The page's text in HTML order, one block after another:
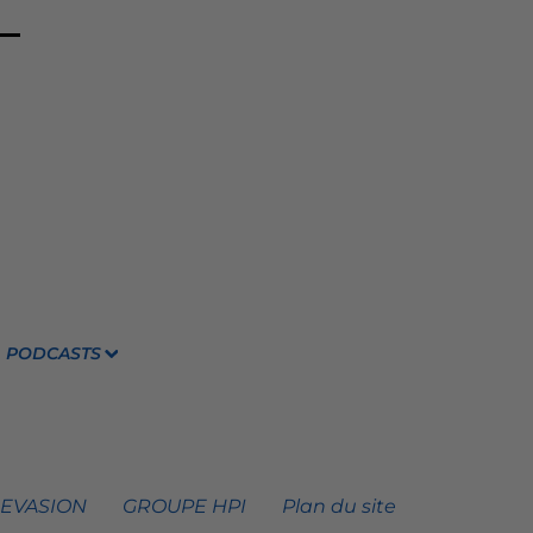
PODCASTS
GROUPE HPI Plan du site